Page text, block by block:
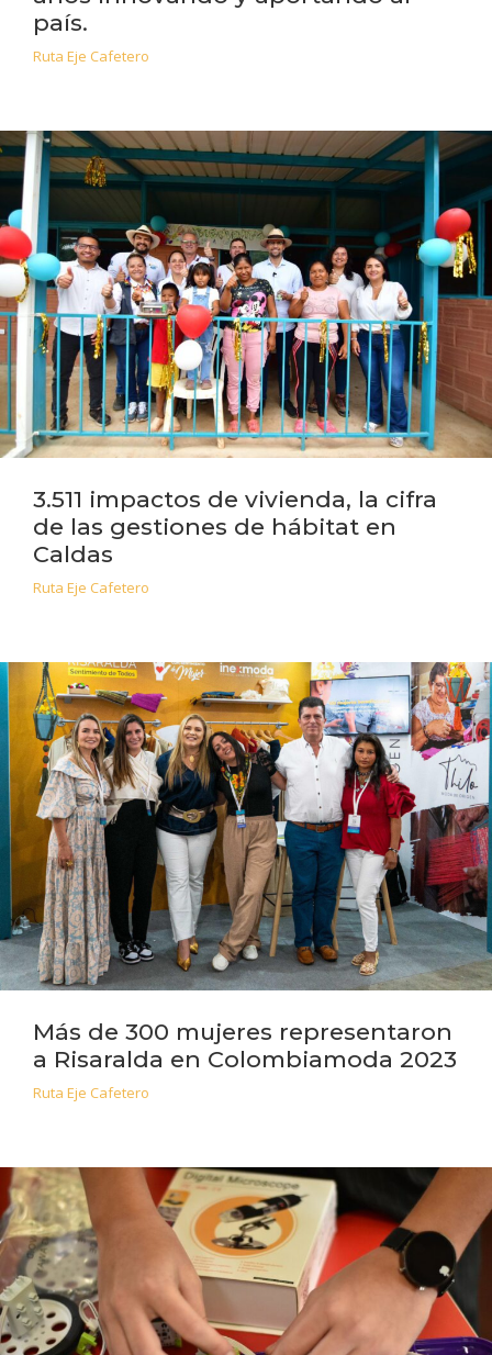
país.
Ruta Eje Cafetero
3.511 impactos de vivienda, la cifra
de las gestiones de hábitat en
Caldas
Ruta Eje Cafetero
Más de 300 mujeres representaron
a Risaralda en Colombiamoda 2023
Ruta Eje Cafetero